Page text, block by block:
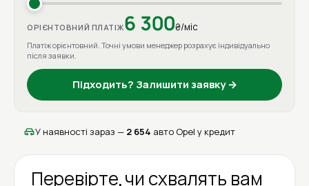
ОРІЄНТОВНИЙ ПЛАТІЖ6 300₴/міс
Платіж орієнтовний. Точні умови менеджер розрахує індивідуально
після заявки.
Підходить? Залишити заявку →
У наявності зараз — 2 654 авто Opel у кредит
Перевірте, чи схвалять вам